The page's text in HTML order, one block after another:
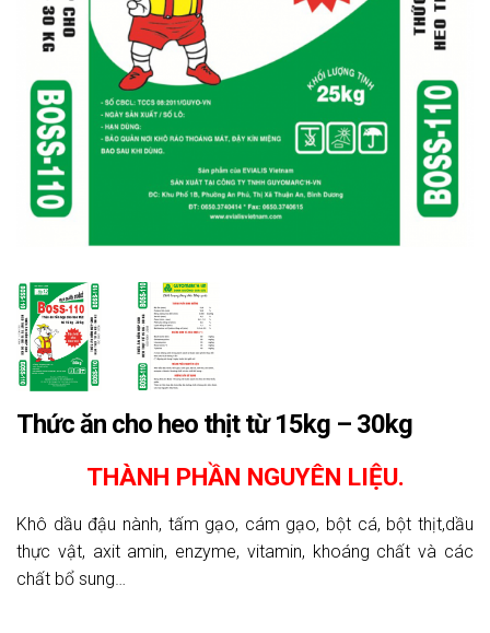
Thức ăn cho heo thịt từ 15kg – 30kg
THÀNH PHẦN NGUYÊN LIỆU.
Khô dầu đậu nành, tấm gạo, cám gạo, bột cá, bột thịt,dầu
thực vật, axit amin, enzyme, vitamin, khoáng chất và các
chất bổ sung…